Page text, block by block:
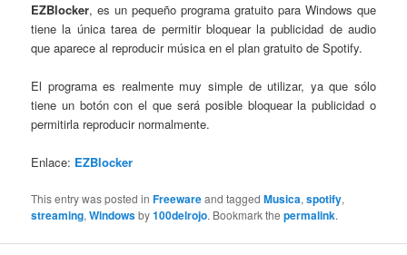
EZBlocker, es un pequeño programa gratuito para Windows que
tiene la única tarea de permitir bloquear la publicidad de audio
que aparece al reproducir música en el plan gratuito de Spotify.
El programa es realmente muy simple de utilizar, ya que sólo
tiene un botón con el que será posible bloquear la publicidad o
permitirla reproducir normalmente.
Enlace: EZBlocker
This entry was posted inFreewareand taggedMusica,spotify,
streaming,Windowsby100delrojo. Bookmark thepermalink.